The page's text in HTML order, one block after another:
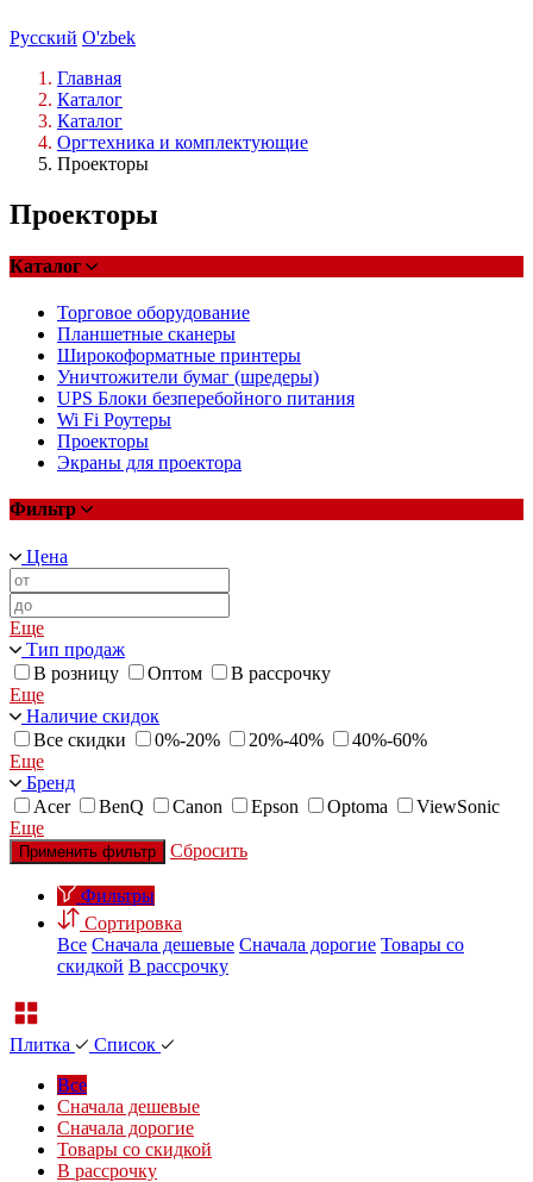
Русский O'zbek
Главная
Каталог
Каталог
Оргтехника и комплектующие
Проекторы
Проекторы
Каталог
Торговое оборудование
Планшетные сканеры
Широкоформатные принтеры
Уничтожители бумаг (шредеры)
UPS Блоки безперебойного питания
Wi Fi Роутеры
Проекторы
Экраны для проектора
Фильтр
Цена
Еще
Тип продаж
В розницу
Оптом
В рассрочку
Еще
Наличие скидок
Все скидки
0%-20% 20%-40%
40%-60%
Еще
Бренд
Acer
BenQ Canon Epson Optoma
ViewSonic
Еще
Применить фильтр Сбросить
Фильтры
Сортировка
Все Сначала дешевые Сначала дорогие Товары со
скидкой В рассрочку
Плитка
Список
Все
Сначала дешевые
Сначала дорогие
Товары со скидкой
В рассрочку